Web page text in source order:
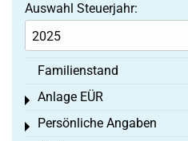
Auswahl Steuerjahr:
Familienstand
Anlage EÜR
Toggle menu
Persönliche Angaben
Toggle menu